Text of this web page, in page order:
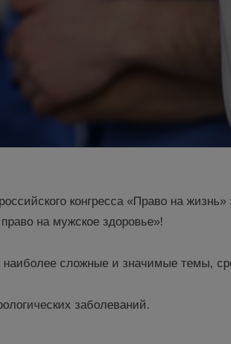
конгресса «Право на жизнь»
на мужское здоровье»!
сложные и значимые темы,
заболеваний.